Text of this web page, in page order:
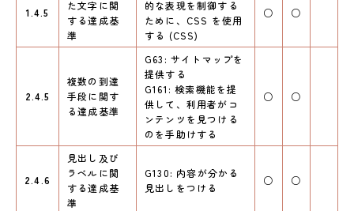
1.4.5
た文字に関
する達成基
準
的な表現を制御する
ために、CSS を使用
する (CSS)
○ ○
2.4.5
複数の到達
手段に関す
る達成基準
G63: サイトマップを
提供する
G161: 検索機能を提
供して、利用者がコ
ンテンツを見つける
のを手助けする
○ ○
2.4.6
見出し及び
ラベルに関
する達成基
準
G130: 内容が分かる
見出しをつける
○ ○